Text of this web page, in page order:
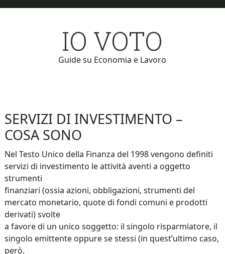
Skip
Skip
IO VOTO
Guide su Economia e Lavoro
SERVIZI DI INVESTIMENTO –
COSA SONO
Nel Testo Unico della Finanza del 1998 vengono definiti
servizi di investimento le attività aventi a oggetto
strumenti
finanziari (ossia azioni, obbligazioni, strumenti del
mercato monetario, quote di fondi comuni e prodotti
derivati) svolte
a favore di un unico soggetto: il singolo risparmiatore, il
singolo emittente oppure se stessi (in quest’ultimo caso,
però,